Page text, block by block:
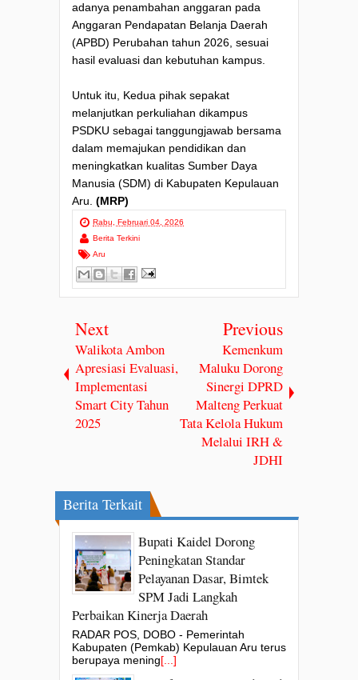
adanya penambahan anggaran pada
Anggaran Pendapatan Belanja Daerah
(APBD) Perubahan tahun 2026, sesuai
hasil evaluasi dan kebutuhan kampus.
Untuk itu, Kedua pihak sepakat
melanjutkan perkuliahan dikampus
PSDKU sebagai tanggungjawab bersama
dalam memajukan pendidikan dan
meningkatkan kualitas Sumber Daya
Manusia (SDM) di Kabupaten Kepulauan
Aru. (MRP)
Rabu, Februari 04, 2026
Berita Terkini
Aru
Next
Walikota Ambon
Apresiasi Evaluasi,
Implementasi
Smart City Tahun
2025
Previous
Kemenkum
Maluku Dorong
Sinergi DPRD
Malteng Perkuat
Tata Kelola Hukum
Melalui IRH &
JDHI
Berita Terkait
Bupati Kaidel Dorong
Peningkatan Standar
Pelayanan Dasar, Bimtek
SPM Jadi Langkah
Perbaikan Kinerja Daerah
RADAR POS, DOBO - Pemerintah
Kabupaten (Pemkab) Kepulauan Aru terus
berupaya mening[...]